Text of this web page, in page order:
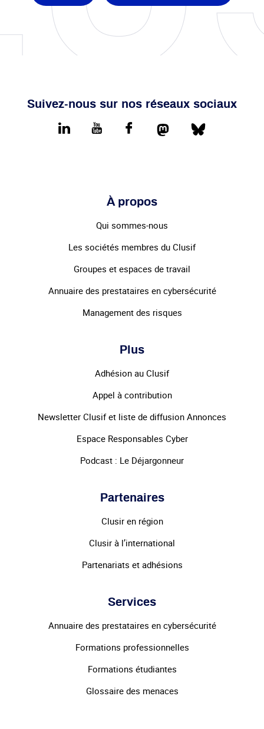
Suivez-nous sur nos réseaux sociaux
LinkedIn youtube FacebookMastodonBluesky
À propos
Qui sommes-nous
Les sociétés membres du Clusif
Groupes et espaces de travail
Annuaire des prestataires en cybersécurité
Management des risques
Plus
Adhésion au Clusif
Appel à contribution
Newsletter Clusif et liste de diffusion Annonces
Espace Responsables Cyber
Podcast : Le Déjargonneur
Partenaires
Clusir en région
Clusir à l’international
Partenariats et adhésions
Services
Annuaire des prestataires en cybersécurité
Formations professionnelles
Formations étudiantes
Glossaire des menaces